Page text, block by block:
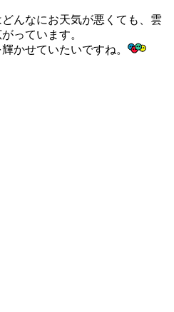
んなにお天気が悪くても、雲
っています。
かせていたいですね。